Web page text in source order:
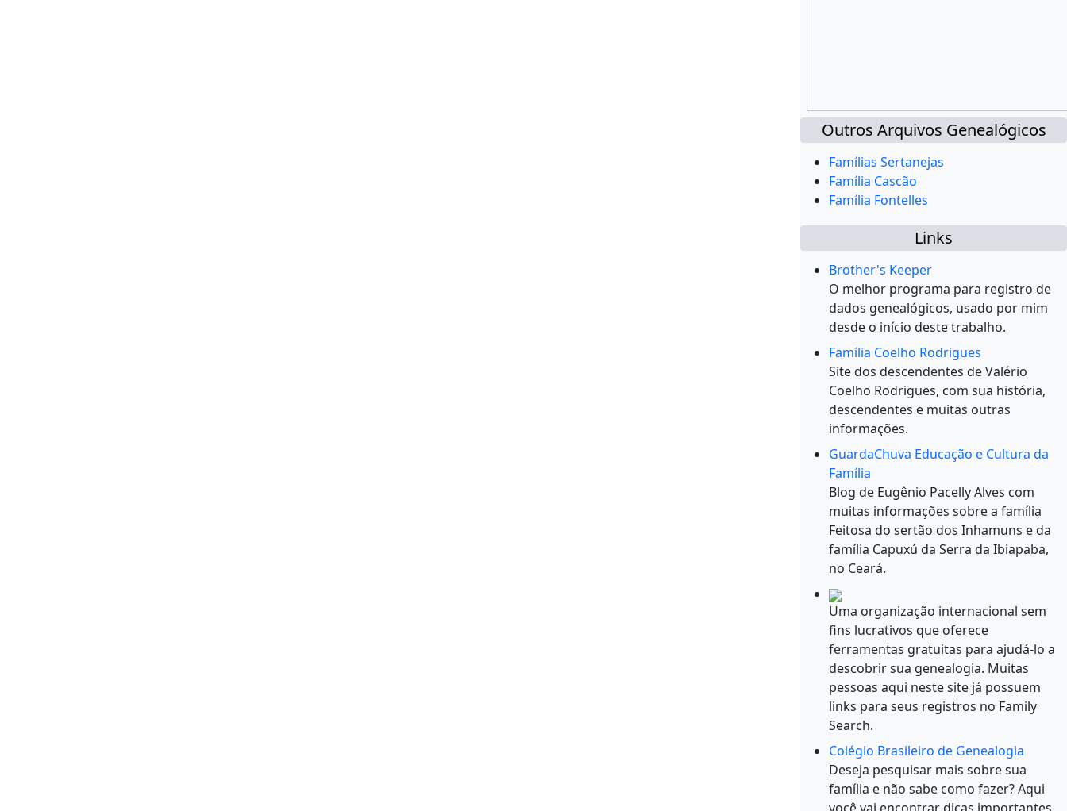
Outros Arquivos Genealógicos
Famílias Sertanejas
Família Cascão
Família Fontelles
Links
Brother's Keeper
O melhor programa para registro de
dados genealógicos, usado por mim
desde o início deste trabalho.
Família Coelho Rodrigues
Site dos descendentes de Valério
Coelho Rodrigues, com sua história,
descendentes e muitas outras
informações.
GuardaChuva Educação e Cultura da
Família
Blog de Eugênio Pacelly Alves com
muitas informações sobre a família
Feitosa do sertão dos Inhamuns e da
família Capuxú da Serra da Ibiapaba,
no Ceará.
Uma organização internacional sem
fins lucrativos que oferece
ferramentas gratuitas para ajudá-lo a
descobrir sua genealogia. Muitas
pessoas aqui neste site já possuem
links para seus registros no Family
Search.
Colégio Brasileiro de Genealogia
Deseja pesquisar mais sobre sua
família e não sabe como fazer? Aqui